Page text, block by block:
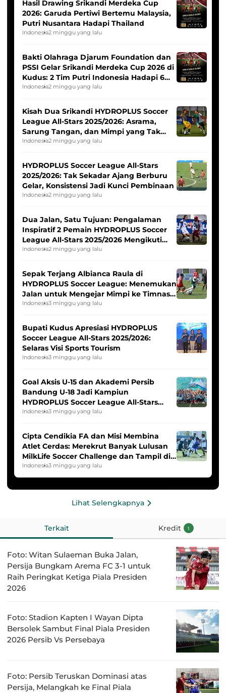
Hasil Drawing Srikandi Merdeka Cup
2026: Garuda Pertiwi Bertemu Malaysia,
Putri Nusantara Hadapi Thailand
Indonesia2 minggu yang lalu
Bakti Olahraga Djarum Foundation dan
PSSI Gelar Srikandi Merdeka Cup 2026 di
Kudus: 2 Tim Putri Indonesia Hadapi 6
Tim Asia
Indonesia2 minggu yang lalu
Kisah Dua Srikandi HYDROPLUS Soccer
League All-Stars 2025/2026: Asrama,
Sarung Tangan, dan Mimpi yang Tak
Pernah Padam
Indonesia2 minggu yang lalu
HYDROPLUS Soccer League All-Stars
2025/2026: Tak Sekadar Ajang Berburu
Gelar, Konsistensi Jadi Kunci Pembinaan
Indonesia2 minggu yang lalu
Dua Jalan, Satu Tujuan: Pengalaman
Inspiratif 2 Pemain HYDROPLUS Soccer
League All-Stars 2025/2026 Mengikuti
Seleksi Timnas Indonesia Putri
Indonesia2 minggu yang lalu
Sepak Terjang Albianca Raula di
HYDROPLUS Soccer League: Menemukan
Jalan untuk Mengejar Mimpi ke Timnas
Indonesia Putri
Indonesia3 minggu yang lalu
Bupati Kudus Apresiasi HYDROPLUS
Soccer League All-Stars 2025/2026:
Selaras Visi Sports Tourism
Indonesia3 minggu yang lalu
Goal Aksis U-15 dan Akademi Persib
Bandung U-18 Jadi Kampiun
HYDROPLUS Soccer League All-Stars
2025/2026
Indonesia3 minggu yang lalu
Cipta Cendikia FA dan Misi Membina
Atlet Cerdas: Merekrut Banyak Lulusan
MilkLife Soccer Challenge dan Tampil di
HYDROPLUS Soccer League
Indonesia3 minggu yang lalu
Lihat Selengkapnya
Terkait Kredit 1
Foto: Witan Sulaeman Buka Jalan,
Persija Bungkam Arema FC 3-1 untuk
Raih Peringkat Ketiga Piala Presiden
2026
Foto: Stadion Kapten I Wayan Dipta
Bersolek Sambut Final Piala Presiden
2026 Persib Vs Persebaya
Foto: Persib Teruskan Dominasi atas
Persija, Melangkah ke Final Piala